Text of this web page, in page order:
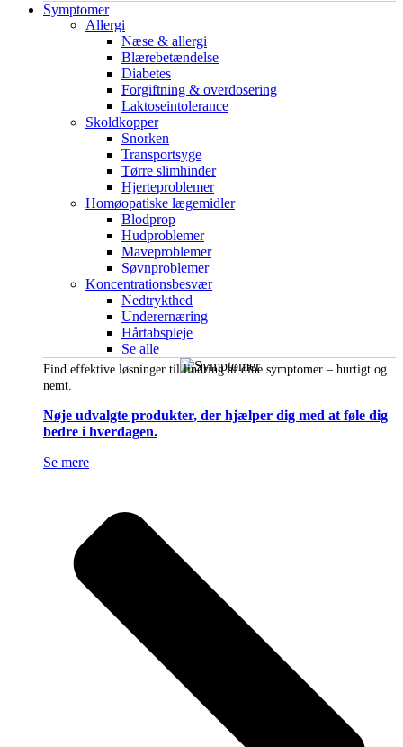
Symptomer
Allergi
Næse & allergi
Blærebetændelse
Diabetes
Forgiftning & overdosering
Laktoseintolerance
Skoldkopper
Snorken
Transportsyge
Tørre slimhinder
Hjerteproblemer
Homøopatiske lægemidler
Blodprop
Hudproblemer
Maveproblemer
Søvnproblemer
Koncentrationsbesvær
Nedtrykthed
Underernæring
Hårtabspleje
Se alle
Find effektive løsninger til lindring af dine symptomer – hurtigt og
nemt.
Nøje udvalgte produkter, der hjælper dig med at føle dig
bedre i hverdagen.
Se mere